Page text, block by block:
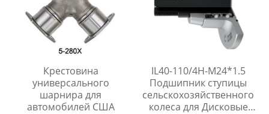
Крестовина
универсального
шарнира для
автомобилей США
IL40-110/4H-M24*1.5
Подшипник ступицы
сельскохозяйственного
колеса для Дисковые